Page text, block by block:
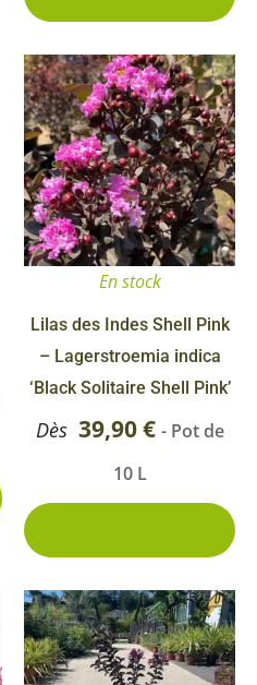
produit
plusieurs
variations.
Les
options
être
choisies
produit
En stock
Lilas des Indes Shell Pink
– Lagerstroemia indica
‘Black Solitaire Shell Pink’
Dès 39,90€ - Pot de
10 L
Ce
a
produit
a